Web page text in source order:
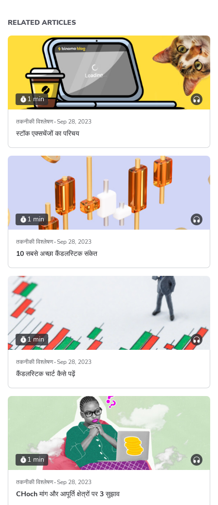
RELATED ARTICLES
1 min
तकनीकी विश्लेषण Sep 28, 2023
स्टॉक एक्सचेंजों का परिचय
1 min
तकनीकी विश्लेषण Sep 28, 2023
10 सबसे अच्छा कैंडलस्टिक संकेत
1 min
तकनीकी विश्लेषण Sep 28, 2023
कैंडलस्टिक चार्ट कैसे पढ़ें
1 min
तकनीकी विश्लेषण Sep 28, 2023
CHoch मांग और आपूर्ति क्षेत्रों पर 3 सुझाव